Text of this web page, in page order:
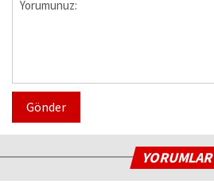
Gönder
YORUMLAR